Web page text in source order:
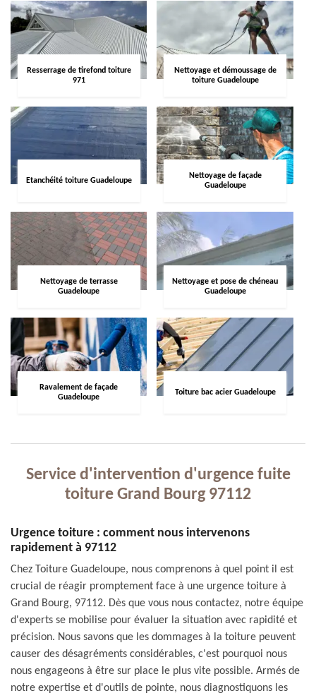
Resserrage de tirefond toiture
971
Nettoyage et démoussage de
toiture Guadeloupe
Etanchéité toiture Guadeloupe
Nettoyage de façade
Guadeloupe
Nettoyage de terrasse
Guadeloupe
Nettoyage et pose de chéneau
Guadeloupe
Ravalement de façade
Guadeloupe
Toiture bac acier Guadeloupe
Service d'intervention d'urgence fuite
toiture Grand Bourg 97112
Urgence toiture : comment nous intervenons
rapidement à 97112
Chez Toiture Guadeloupe, nous comprenons à quel point il est
crucial de réagir promptement face à une urgence toiture à
Grand Bourg, 97112. Dès que vous nous contactez, notre équipe
d'experts se mobilise pour évaluer la situation avec rapidité et
précision. Nous savons que les dommages à la toiture peuvent
causer des désagréments considérables, c'est pourquoi nous
nous engageons à être sur place le plus vite possible. Armés de
notre expertise et d'outils de pointe, nous diagnostiquons les